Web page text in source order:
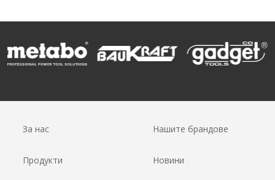
За нас Нашите брандове
Продукти Новини